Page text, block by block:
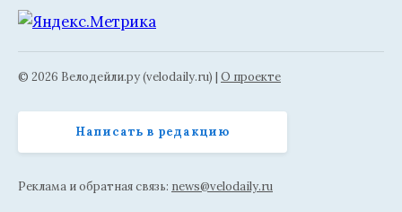
© 2026 Велодейли.ру (velodaily.ru) | О проекте
Написать в редакцию
Реклама и обратная связь: news@velodaily.ru